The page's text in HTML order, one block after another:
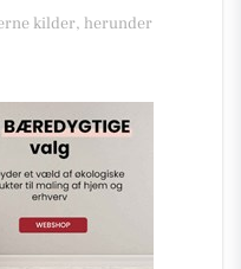
kilder, herunder